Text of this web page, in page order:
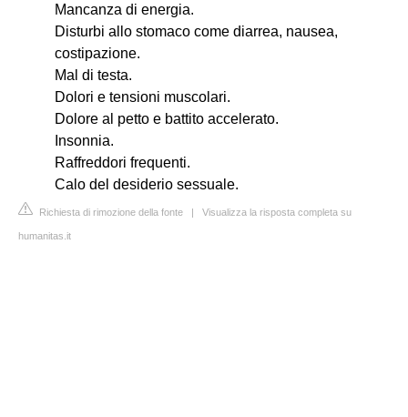
Mancanza di energia.
Disturbi allo stomaco come diarrea, nausea,
costipazione.
Mal di testa.
Dolori e tensioni muscolari.
Dolore al petto e battito accelerato.
Insonnia.
Raffreddori frequenti.
Calo del desiderio sessuale.
Richiesta di rimozione della fonte | Visualizza la risposta completa su
humanitas.it